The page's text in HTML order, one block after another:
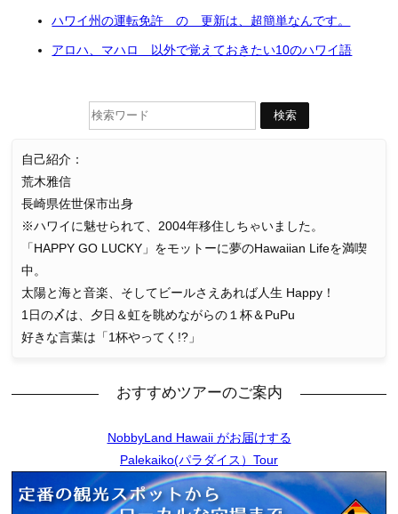
ハワイ州の運転免許 の 更新は、超簡単なんです。
アロハ、マハロ 以外で覚えておきたい10のハワイ語
自己紹介：
荒木雅信
長崎県佐世保市出身
※ハワイに魅せられて、2004年移住しちゃいました。
「HAPPY GO LUCKY」をモットーに夢のHawaiian Lifeを満喫
中。
太陽と海と音楽、そしてビールさえあれば人生 Happy！
1日の〆は、夕日＆虹を眺めながらの１杯＆PuPu
好きな言葉は「1杯やってく!?」
おすすめツアーのご案内
NobbyLand Hawaii がお届けする
Palekaiko(パラダイス）Tour